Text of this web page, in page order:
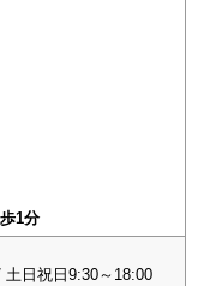
1分
土日祝日9:30～18:00